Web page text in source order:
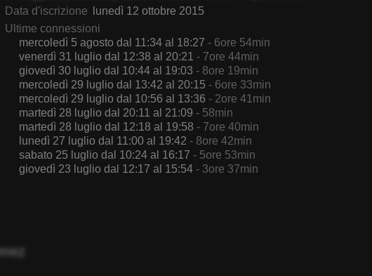
Data d'iscrizione
lunedì 12 ottobre 2015
Ultime connessioni
mercoledì 5 agosto dal 11:34 al 18:27 - 6ore 54min
venerdì 31 luglio dal 12:38 al 20:21 - 7ore 44min
giovedì 30 luglio dal 10:44 al 19:03 - 8ore 19min
mercoledì 29 luglio dal 13:42 al 20:15 - 6ore 33min
mercoledì 29 luglio dal 10:56 al 13:36 - 2ore 41min
martedì 28 luglio dal 20:11 al 21:09 - 58min
martedì 28 luglio dal 12:18 al 19:58 - 7ore 40min
lunedì 27 luglio dal 11:00 al 19:42 - 8ore 42min
sabato 25 luglio dal 10:24 al 16:17 - 5ore 53min
giovedì 23 luglio dal 12:17 al 15:54 - 3ore 37min